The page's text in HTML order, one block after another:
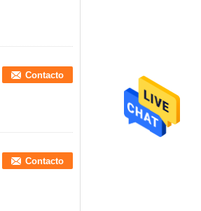
Contacto
Contacto